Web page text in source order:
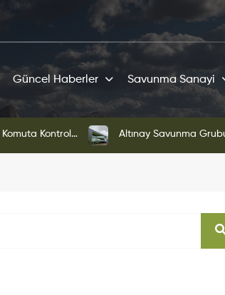
Güncel Haberler Savunma Sanayi
KAAN'ın Yeni Prototipi